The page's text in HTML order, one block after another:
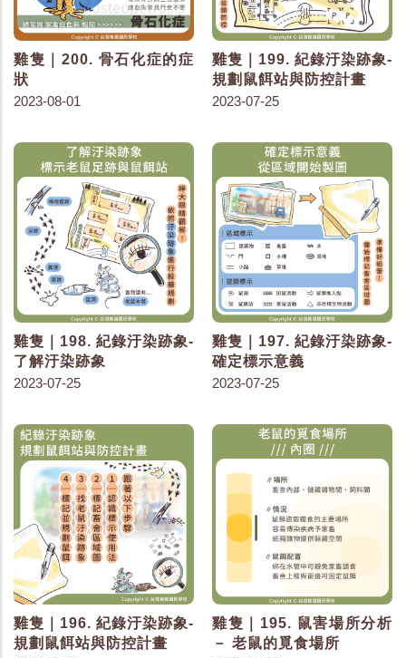
雞隻｜200. 骨石化症的症
狀
2023-08-01
雞隻｜199. 紀錄汙染跡象-
規劃鼠餌站與防控計畫
2023-07-25
雞隻｜198. 紀錄汙染跡象-
了解汙染跡象
2023-07-25
雞隻｜197. 紀錄汙染跡象-
確定標示意義
2023-07-25
雞隻｜196. 紀錄汙染跡象-
規劃鼠餌站與防控計畫
雞隻｜195. 鼠害場所分析
－ 老鼠的覓食場所